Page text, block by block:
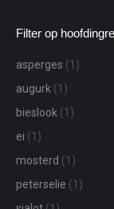
Filter op
asperges (1)
augurk (1)
bieslook (1)
ei (1)
mosterd (1)
peterselie (1)